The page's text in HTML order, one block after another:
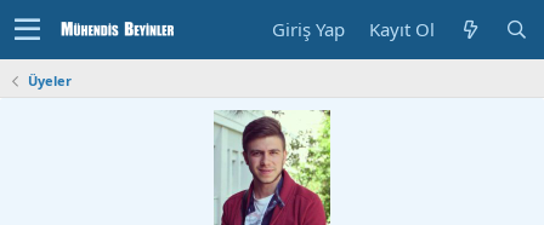
Giriş Yap Kayıt Ol
Üyeler